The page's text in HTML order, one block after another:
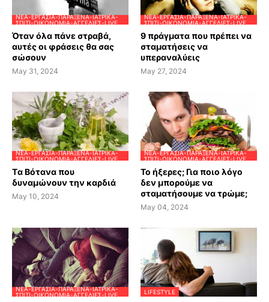
ΝΈΑ-ΕΡΓΑΣΊΑ-ΠΑΡΆΞΕΝΑ-ΙΑΤΡΙΚΆ-
ΣΠΊΤΙ-ΟΙΚΟΝΟΜΊΑ-ΑΓΓΕΛΊΕΣ-LIVE
Όταν όλα πάνε στραβά,
αυτές οι φράσεις θα σας
σώσουν
May 31, 2024
ΝΈΑ-ΕΡΓΑΣΊΑ-ΠΑΡΆΞΕΝΑ-ΙΑΤΡΙΚΆ-
ΣΠΊΤΙ-ΟΙΚΟΝΟΜΊΑ-ΑΓΓΕΛΊΕΣ-LIVE
9 πράγματα που πρέπει να
σταματήσεις να
υπεραναλύεις
May 27, 2024
ΝΈΑ-ΕΡΓΑΣΊΑ-ΠΑΡΆΞΕΝΑ-ΙΑΤΡΙΚΆ-
ΣΠΊΤΙ-ΟΙΚΟΝΟΜΊΑ-ΑΓΓΕΛΊΕΣ-LIVE
Tα Βότανα που
δυναμώνουν την καρδιά
May 10, 2024
ΝΈΑ-ΕΡΓΑΣΊΑ-ΠΑΡΆΞΕΝΑ-ΙΑΤΡΙΚΆ-
ΣΠΊΤΙ-ΟΙΚΟΝΟΜΊΑ-ΑΓΓΕΛΊΕΣ-LIVE
Το ήξερες; Για ποιο λόγο
δεν μπορούμε να
σταματήσουμε να τρώμε;
May 04, 2024
ΝΈΑ-ΕΡΓΑΣΊΑ-ΠΑΡΆΞΕΝΑ-ΙΑΤΡΙΚΆ-
ΣΠΊΤΙ-ΟΙΚΟΝΟΜΊΑ-ΑΓΓΕΛΊΕΣ-LIVE
LIFESTYLE